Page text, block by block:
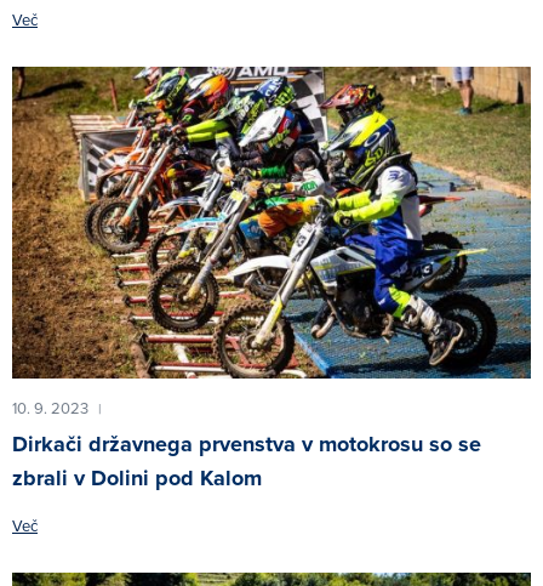
Več
10. 9. 2023 |
Dirkači državnega prvenstva v motokrosu so se
zbrali v Dolini pod Kalom
Več